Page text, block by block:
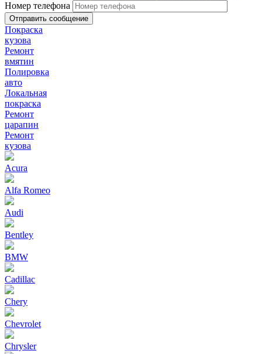
Номер телефона
Покраска
кузова
Ремонт
вмятин
Полировка
авто
Локальная
покраска
Ремонт
царапин
Ремонт
кузова
Acura
Alfa Romeo
Audi
Bentley
BMW
Cadillac
Chery
Chevrolet
Chrysler